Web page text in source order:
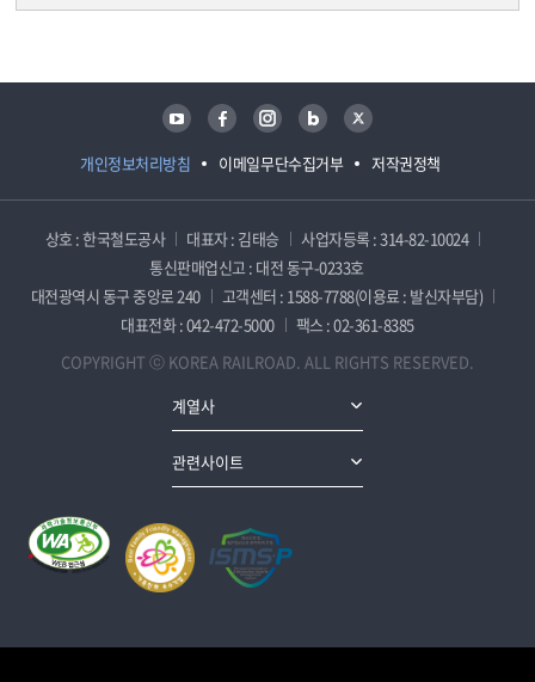
개인정보처리방침 이메일무단수집거부 저작권정책
유튜브 페이스북 인스타그램 블로그 트위터
상호 : 한국철도공사 대표자 : 김태승
사업자등록 : 314-82-10024
통신판매업신고 : 대전 동구-0233호
대전광역시 동구 중앙로 240
고객센터 : 1588-7788(이용료 : 발신자부담)
대표전화 : 042-472-5000
팩스 : 02-361-8385
COPYRIGHT ⓒ KOREA RAILROAD. ALL RIGHTS RESERVED.
계열사
관련사이트